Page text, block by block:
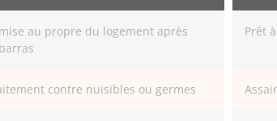
au propre du logement après
Prêt
contre nuisibles ou germes